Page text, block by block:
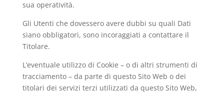
sua operatività.
Gli Utenti che dovessero avere dubbi su quali Dati
siano obbligatori, sono incoraggiati a contattare il
Titolare.
L’eventuale utilizzo di Cookie – o di altri strumenti di
tracciamento – da parte di questo Sito Web o dei
titolari dei servizi terzi utilizzati da questo Sito Web,